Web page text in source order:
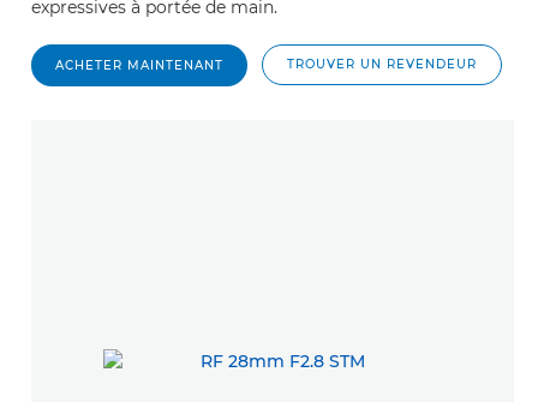
expressives à portée de main.
ACHETER MAINTENANT TROUVER UN REVENDEUR